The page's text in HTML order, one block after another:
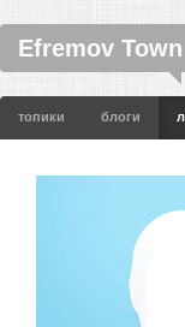
Efremov Town
топики блоги